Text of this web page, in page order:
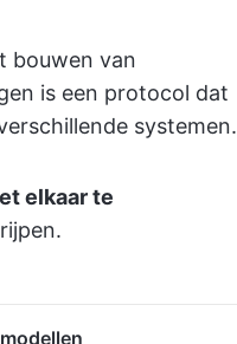
bouwen van
is een protocol dat
systemen.
elkaar te